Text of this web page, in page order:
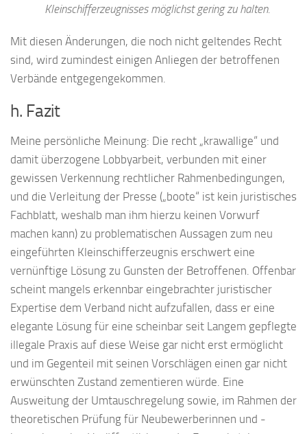
Kleinschifferzeugnisses möglichst gering zu halten.
Mit diesen Änderungen, die noch nicht geltendes Recht
sind, wird zumindest einigen Anliegen der betroffenen
Verbände entgegengekommen.
h. Fazit
Meine persönliche Meinung: Die recht „krawallige“ und
damit überzogene Lobbyarbeit, verbunden mit einer
gewissen Verkennung rechtlicher Rahmenbedingungen,
und die Verleitung der Presse („boote“ ist kein juristisches
Fachblatt, weshalb man ihm hierzu keinen Vorwurf
machen kann) zu problematischen Aussagen zum neu
eingeführten Kleinschifferzeugnis erschwert eine
vernünftige Lösung zu Gunsten der Betroffenen. Offenbar
scheint mangels erkennbar eingebrachter juristischer
Expertise dem Verband nicht aufzufallen, dass er eine
elegante Lösung für eine scheinbar seit Langem gepflegte
illegale Praxis auf diese Weise gar nicht erst ermöglicht
und im Gegenteil mit seinen Vorschlägen einen gar nicht
erwünschten Zustand zementieren würde. Eine
Ausweitung der Umtauschregelung sowie, im Rahmen der
theoretischen Prüfung für Neubewerberinnen und -